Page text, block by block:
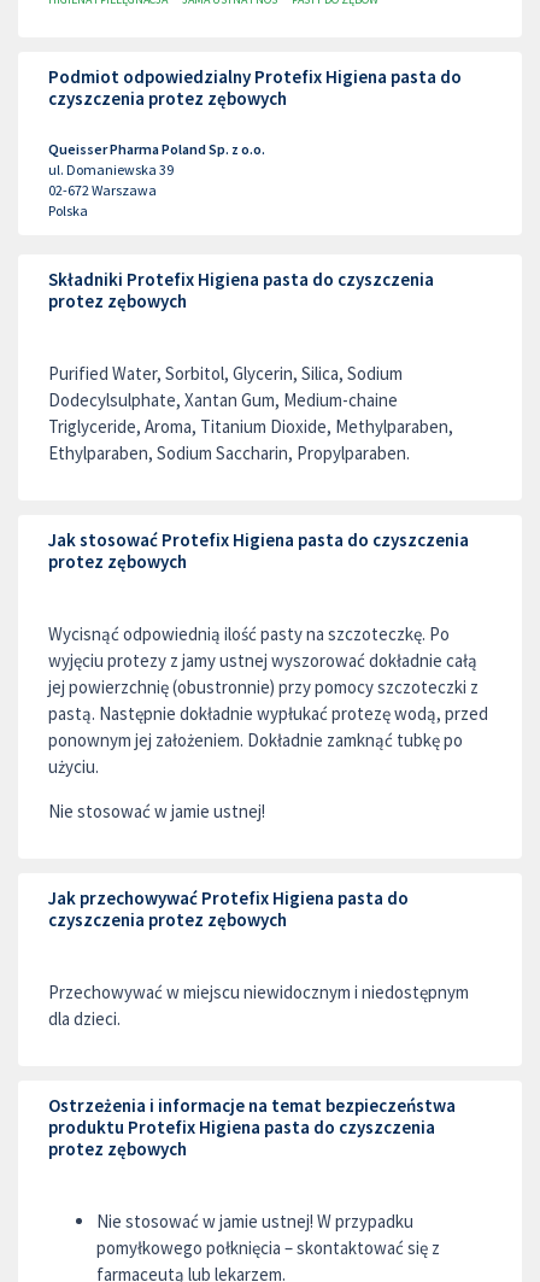
Podmiot odpowiedzialny Protefix Higiena pasta do
czyszczenia protez zębowych
Queisser Pharma Poland Sp. z o.o.
ul. Domaniewska 39
02-672Warszawa
Polska
Składniki Protefix Higiena pasta do czyszczenia
protez zębowych
Purified Water, Sorbitol, Glycerin, Silica, Sodium
Dodecylsulphate, Xantan Gum, Medium-chaine
Triglyceride, Aroma, Titanium Dioxide, Methylparaben,
Ethylparaben, Sodium Saccharin, Propylparaben.
Jak stosować Protefix Higiena pasta do czyszczenia
protez zębowych
Wycisnąć odpowiednią ilość pasty na szczoteczkę. Po
wyjęciu protezy z jamy ustnej wyszorować dokładnie całą
jej powierzchnię (obustronnie) przy pomocy szczoteczki z
pastą. Następnie dokładnie wypłukać protezę wodą, przed
ponownym jej założeniem. Dokładnie zamknąć tubkę po
użyciu.
Nie stosować w jamie ustnej!
Jak przechowywać Protefix Higiena pasta do
czyszczenia protez zębowych
Przechowywać w miejscu niewidocznym i niedostępnym
dla dzieci.
Ostrzeżenia i informacje na temat bezpieczeństwa
produktu Protefix Higiena pasta do czyszczenia
protez zębowych
Nie stosować w jamie ustnej! W przypadku
pomyłkowego połknięcia – skontaktować się z
farmaceutą lub lekarzem.